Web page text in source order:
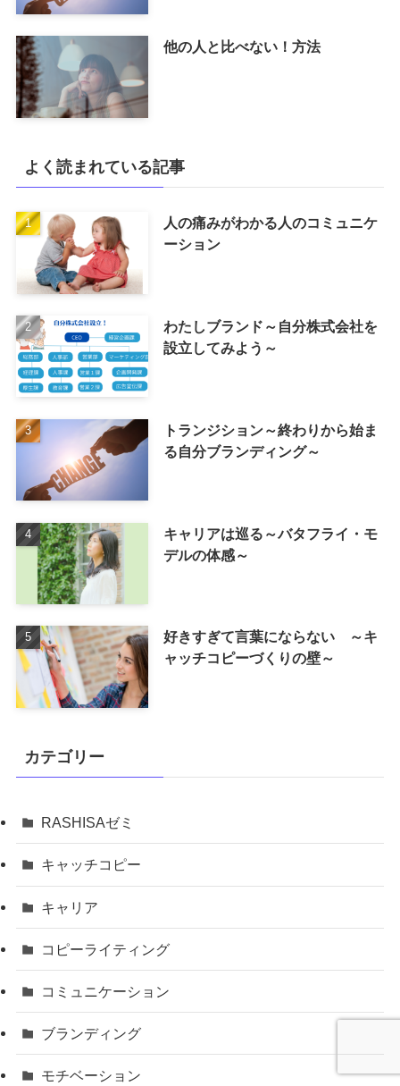
他の人と比べない！方法
よく読まれている記事
人の痛みがわかる人のコミュニケ
ーション
わたしブランド～自分株式会社を
設立してみよう～
トランジション～終わりから始ま
る自分ブランディング～
キャリアは巡る～バタフライ・モ
デルの体感～
好きすぎて言葉にならない ～キ
ャッチコピーづくりの壁～
カテゴリー
RASHISAゼミ
キャッチコピー
キャリア
コピーライティング
コミュニケーション
ブランディング
モチベーション